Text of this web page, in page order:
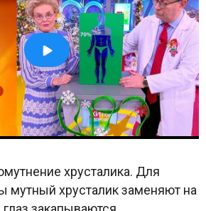
хрусталика. Для
мутный хрусталик заменяют на